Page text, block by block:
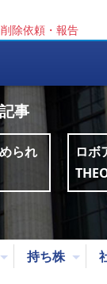
削除依頼・報告